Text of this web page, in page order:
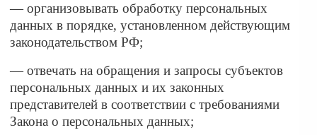
— организовывать обработку персональных
данных в порядке, установленном действующим
законодательством РФ;
— отвечать на обращения и запросы субъектов
персональных данных и их законных
представителей в соответствии с требованиями
Закона о персональных данных;